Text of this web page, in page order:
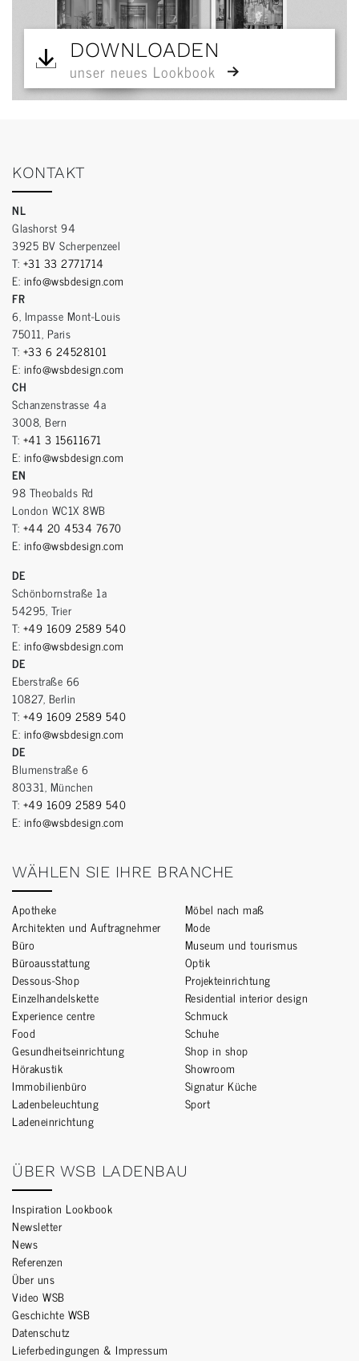
DOWNLOADEN
unser neues Lookbook
KONTAKT
NL
Glashorst 94
3925 BV Scherpenzeel
T: +31 33 2771714
E: info@wsbdesign.com
FR
6, Impasse Mont-Louis
75011, Paris
T: +33 6 24528101
E: info@wsbdesign.com
CH
Schanzenstrasse 4a
3008, Bern
T: +41 3 15611671
E: info@wsbdesign.com
EN
98 Theobalds Rd
London WC1X 8WB
T: +44 20 4534 7670
E: info@wsbdesign.com
DE
Schönbornstraße 1a
54295, Trier
T: +49 1609 2589 540
E: info@wsbdesign.com
DE
Eberstraße 66
10827, Berlin
T: +49 1609 2589 540
E: info@wsbdesign.com
DE
Blumenstraße 6
80331, München
T: +49 1609 2589 540
E: info@wsbdesign.com
WÄHLEN SIE IHRE BRANCHE
Apotheke
Architekten und Auftragnehmer
Büro
Büroausstattung
Dessous-Shop
Einzelhandelskette
Experience centre
Food
Gesundheitseinrichtung
Hörakustik
Immobilienbüro
Ladenbeleuchtung
Ladeneinrichtung
Möbel nach maß
Mode
Museum und tourismus
Optik
Projekteinrichtung
Residential interior design
Schmuck
Schuhe
Shop in shop
Showroom
Signatur Küche
Sport
ÜBER WSB LADENBAU
Inspiration Lookbook
Newsletter
News
Referenzen
Über uns
Video WSB
Geschichte WSB
Datenschutz
Lieferbedingungen & Impressum